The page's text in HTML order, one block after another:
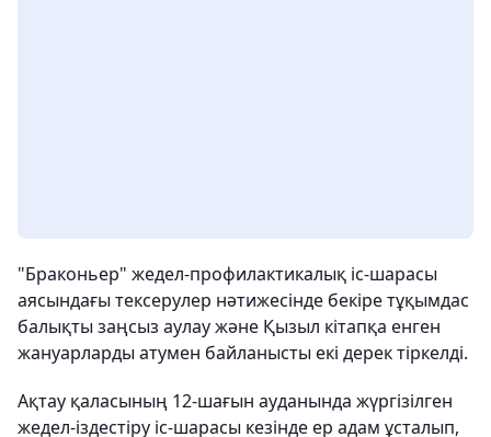
"Браконьер" жедел-профилактикалық іс-шарасы
аясындағы тексерулер нәтижесінде бекіре тұқымдас
балықты заңсыз аулау және Қызыл кітапқа енген
жануарларды атумен байланысты екі дерек тіркелді.
Ақтау қаласының 12-шағын ауданында жүргізілген
жедел-іздестіру іс-шарасы кезінде ер адам ұсталып,